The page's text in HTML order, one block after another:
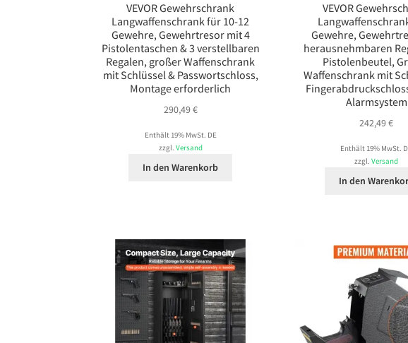
VEVOR Gewehrschrank
Langwaffenschrank für 10-12
Gewehre, Gewehrtresor mit 4
Pistolentaschen & 3 verstellbaren
Regalen, großer Waffenschrank
mit Schlüssel & Passwortschloss,
Montage erforderlich
290,49€
Enthält 19% MwSt. DE
zzgl. Versand
In den Warenkorb
VEVOR
Gewehre,
herausnehmbaren
Pistolenbeutel,
Waffenschrank mit
Alarmsystem
242,49€
Enthält 19% MwSt.
zzgl.Versand
In den